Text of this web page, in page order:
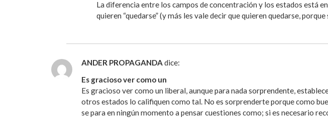
La diferencia entre los campos de concentración y los estados está
quieren “quedarse” (y más les vale decir que quieren quedarse,
ANDER PROPAGANDAdice:
Es gracioso ver como un
Es gracioso ver como un liberal, aunque para nada sorprendente,
otros estados lo califiquen como tal. No es sorprenderte porque como
se para en ningún momento a pensar cuestiones como; si es necesario